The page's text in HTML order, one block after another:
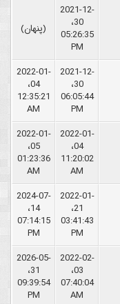
2021-12-
30،
05:26:35
PM
(پنهان)
2021-12-
30،
06:05:44
PM
2022-01-
04،
12:35:21
AM
2022-01-
04،
11:20:02
AM
2022-01-
05،
01:23:36
AM
2022-01-
21،
03:41:43
PM
2024-07-
14،
07:14:15
PM
2022-02-
03،
07:40:04
AM
2026-05-
31،
09:39:54
PM